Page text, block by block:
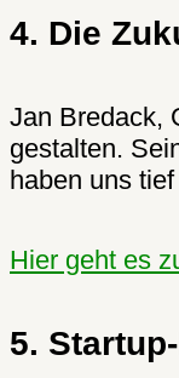
4. Die
Jan Bredack,
gestalten.
haben uns
Hier geht es
5.